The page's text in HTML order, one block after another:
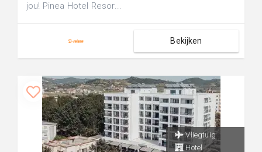
jou! Pinea Hotel Resor...
Bekijken
Vliegtuig
Hotel